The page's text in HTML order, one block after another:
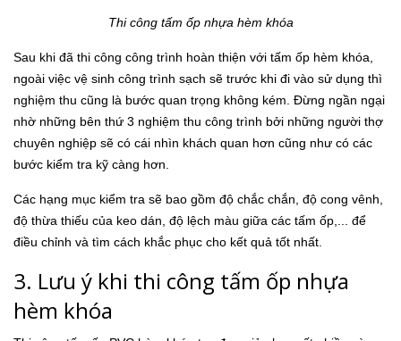
Thi công tấm ốp nhựa hèm khóa
Sau khi đã thi công công trình hoàn thiện với tấm ốp hèm khóa,
ngoài việc vệ sinh công trình sạch sẽ trước khi đi vào sử dụng thì
nghiệm thu cũng là bước quan trọng không kém. Đừng ngần ngại
nhờ những bên thứ 3 nghiệm thu công trình bởi những người thợ
chuyên nghiệp sẽ có cái nhìn khách quan hơn cũng như có các
bước kiểm tra kỹ càng hơn.
Các hạng mục kiểm tra sẽ bao gồm độ chắc chắn, độ cong vênh,
độ thừa thiếu của keo dán, độ lệch màu giữa các tấm ốp,... để
điều chỉnh và tìm cách khắc phục cho kết quả tốt nhất.
3. Lưu ý khi thi công tấm ốp nhựa
hèm khóa